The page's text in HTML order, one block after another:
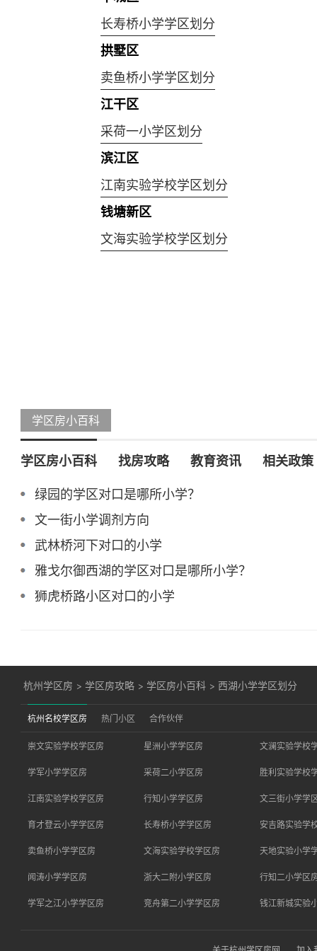
长寿桥小学学区划分
拱墅区
卖鱼桥小学学区划分
江干区
采荷一小学区划分
滨江区
江南实验学校学区划分
钱塘新区
文海实验学校学区划分
学区房小百科
学区房小百科 找房攻略 教育资讯 相关政策
绿园的学区对口是哪所小学？
文一街小学调剂方向
武林桥河下对口的小学
雅戈尔御西湖的学区对口是哪所小学？
狮虎桥路小区对口的小学
杭州学区房 > 学区房攻略 > 学区房小百科 > 西湖小学学区划分
杭州名校学区房 热门小区 合作伙伴
崇文实验学校学区房 星洲小学学区房 文澜实验学校
学军小学学区房 采荷二小学区房 胜利实验学校
江南实验学校学区房 行知小学学区房 文三街小学学
育才登云小学学区房 长寿桥小学学区房 安吉路实验学
卖鱼桥小学学区房 文海实验学校学区房 天地实验小学
闻涛小学学区房 浙大二附小学区房 行知二小学区
学军之江小学学区房 竞舟第二小学学区房 钱江新城实验